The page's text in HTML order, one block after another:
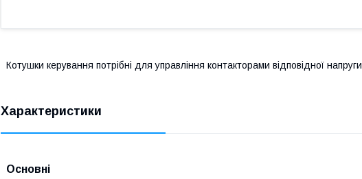
Котушки керування потрібні для управління контакторами відповідної напруги
Характеристики
Основні